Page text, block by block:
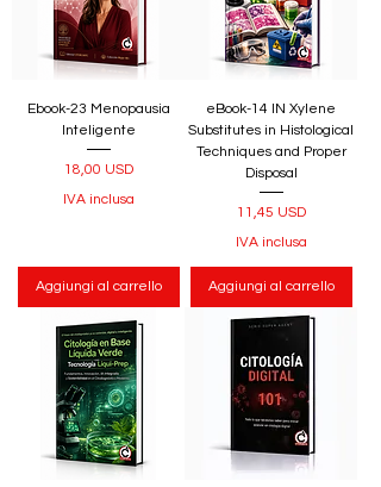
Ebook-23 Menopausia
Inteligente
Prezzo
18,00 USD
IVA inclusa
Aggiungi al carrello
eBook-14 IN Xylene
Substitutes in Histological
Techniques and Proper
Disposal
Prezzo
11,45 USD
IVA inclusa
Aggiungi al carrello